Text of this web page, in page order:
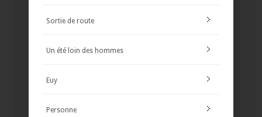
Sortie de route
Un été loin des hommes
Euy
Personne